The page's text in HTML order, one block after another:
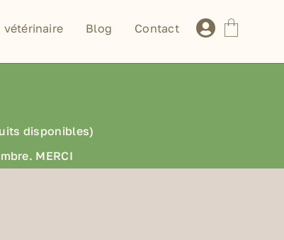
vétérinaire Blog Contact
disponibles)
MERCI